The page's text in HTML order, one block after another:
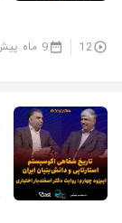
12 9 ماه پیش